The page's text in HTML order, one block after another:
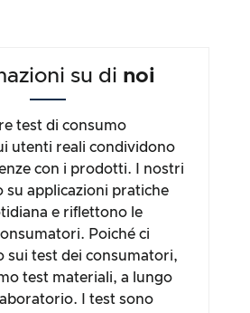
su di noi
test di consumo
utenti reali condividono
con i prodotti. I nostri
su applicazioni pratiche
e riflettono le
Poiché ci
sui test dei consumatori,
test materiali, a lungo
I test sono